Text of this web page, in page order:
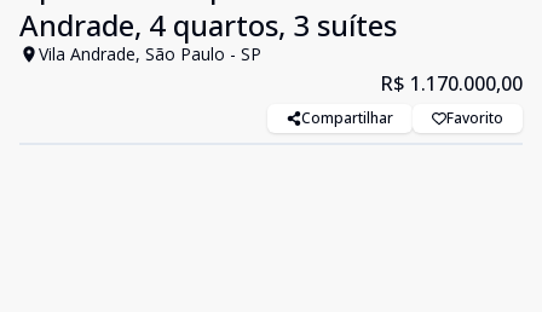
Andrade, 4 quartos, 3 suítes
Vila Andrade, São Paulo - SP
R$ 1.170.000,00
Compartilhar Favorito